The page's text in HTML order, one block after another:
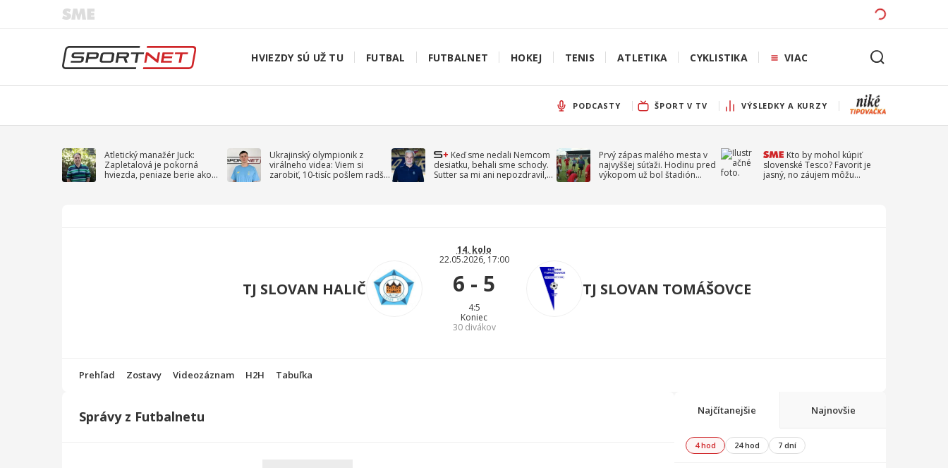
HVIEZDY SÚ UŽ TU FUTBAL FUTBALNET HOKEJ TENIS ATLETIKA CYKLISTIKA VIAC
PODCASTY ŠPORT V TV VÝSLEDKY A KURZY
Atletický manažér Juck:
Zapletalová je pokorná
hviezda, peniaze berie ako
Ukrajinský olympionik z
virálneho videa: Viem si
zarobiť, 10-tisíc pošlem radšej
Keď sme nedali Nemcom
desiatku, behali sme schody.
Sutter sa mi ani nepozdravil,
Prvý zápas malého mesta v
najvyššej súťaži. Hodinu pred
výkopom už bol štadión
Kto by mohol kúpiť
slovenské Tesco? Favorit je
jasný, no záujem môžu
TJ SLOVAN HALIČ
14. kolo
22.05.2026, 17:00
6 - 5
4:5
Koniec
30divákov
TJ SLOVAN TOMÁŠOVCE
Prehľad Zostavy Videozáznam H2H Tabuľka
Správy z Futbalnetu Najčítanejšie Najnovšie
4 hod 24 hod 7 dní